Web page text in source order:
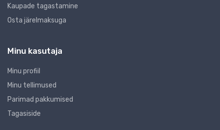
Kaupade tagastamine
Osta järelmaksuga
Minu kasutaja
Minu profiil
Minu tellimused
Parimad pakkumised
Tagasiside